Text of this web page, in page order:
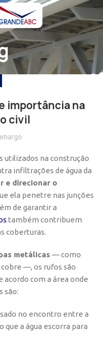
importância na
civil
utilizados na construção
infiltrações de água da
e direcionar o
ela penetre nas junções
de garantir a
também contribuem
coberturas.
metálicas — como
—, os rufos são
acordo com a área onde
são:
no encontro entre a
a água escorra para